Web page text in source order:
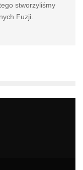
stworzyliśmy
Fuzji.